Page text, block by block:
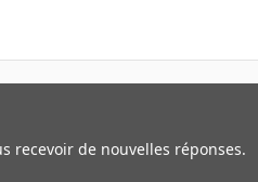
recevoir de nouvelles réponses.